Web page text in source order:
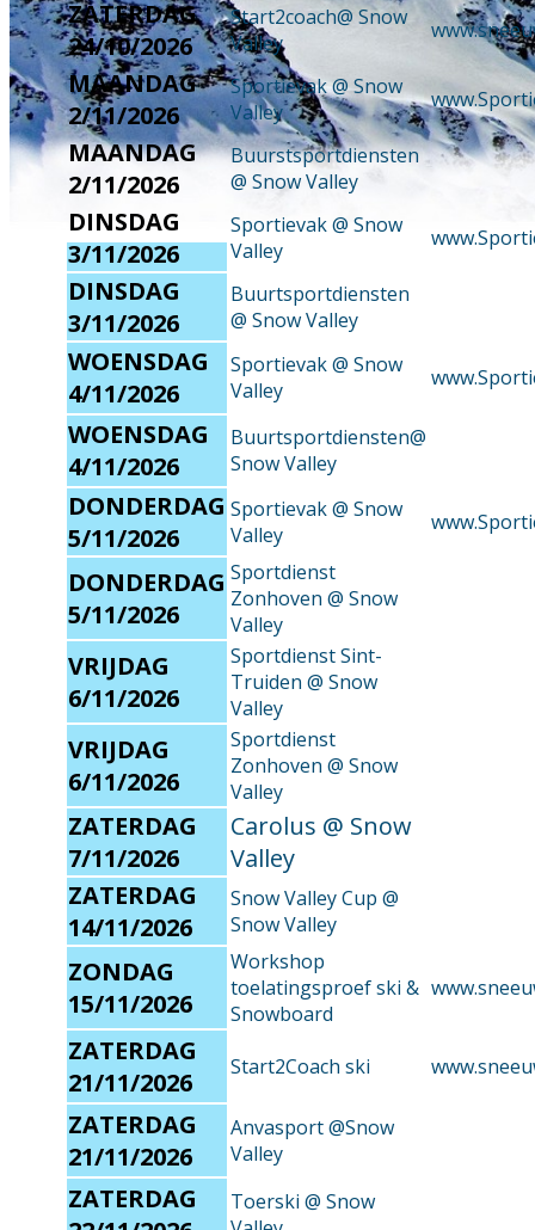
ZATERDAG
24/10/2026
Start2coach@ Snow
Valley
MAANDAG
2/11/2026
Sportievak @ Snow
Valley
MAANDAG
2/11/2026
Buurstsportdiensten
@ Snow Valley
DINSDAG
3/11/2026
Sportievak @ Snow
Valley
DINSDAG
3/11/2026
Buurtsportdiensten
@ Snow Valley
WOENSDAG
4/11/2026
Sportievak @ Snow
Valley
WOENSDAG
4/11/2026
Buurtsportdiensten@
Snow Valley
DONDERDAG
5/11/2026
Sportievak @ Snow
Valley
DONDERDAG
5/11/2026
Sportdienst
Zonhoven @ Snow
Valley
VRIJDAG
6/11/2026
Sportdienst Sint-
Truiden @ Snow
Valley
VRIJDAG
6/11/2026
Sportdienst
Zonhoven @ Snow
Valley
ZATERDAG
7/11/2026
Carolus @ Snow
Valley
ZATERDAG
14/11/2026
Snow Valley Cup @
Snow Valley
ZONDAG
15/11/2026
Workshop
toelatingsproef ski &
Snowboard
ZATERDAG
21/11/2026
Start2Coach ski
ZATERDAG
21/11/2026
Anvasport @Snow
Valley
ZATERDAG
Toerski @ Snow